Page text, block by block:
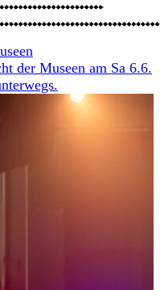
der Museen am Sa 6.6.